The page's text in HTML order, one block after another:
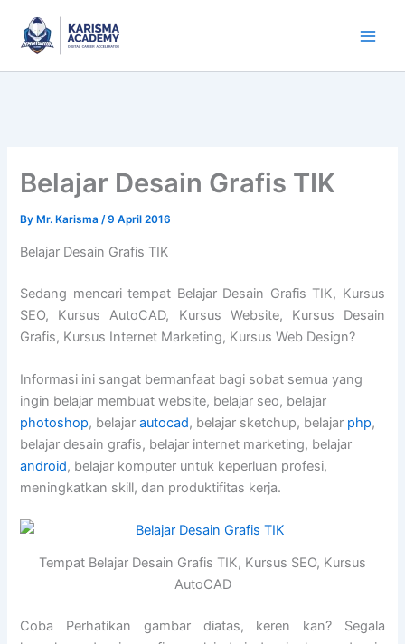
content
Belajar Desain Grafis TIK
By Mr. Karisma/9 April 2016
Belajar Desain Grafis TIK
Sedang mencari tempat Belajar Desain Grafis TIK, Kursus
SEO, Kursus AutoCAD, Kursus Website, Kursus Desain
Grafis, Kursus Internet Marketing, Kursus Web Design?
Informasi ini sangat bermanfaat bagi sobat semua yang
ingin belajar membuat website, belajar seo, belajar
photoshop, belajarautocad, belajar sketchup, belajar php,
belajar desain grafis, belajar internet marketing, belajar
android, belajar komputer untuk keperluan profesi,
meningkatkan skill, dan produktifitas kerja.
Tempat Belajar Desain Grafis TIK, Kursus SEO, Kursus
AutoCAD
Coba Perhatikan gambar diatas, keren kan? Segala